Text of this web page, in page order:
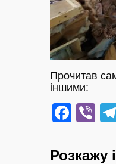
Прочитав
іншими: